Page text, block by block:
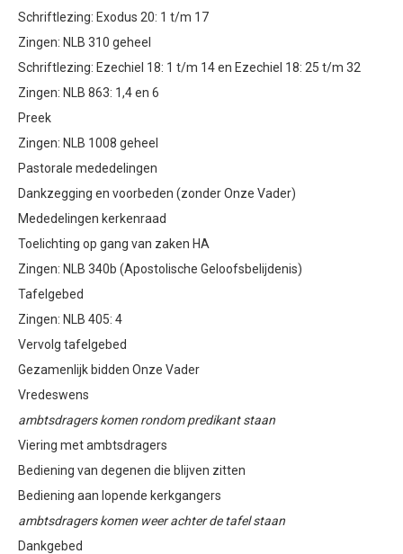
Schriftlezing: Exodus 20: 1 t/m 17
Zingen: NLB 310 geheel
Schriftlezing: Ezechiel 18: 1 t/m 14 en Ezechiel 18: 25 t/m 32
Zingen: NLB 863: 1,4 en 6
Preek
Zingen: NLB 1008 geheel
Pastorale mededelingen
Dankzegging en voorbeden (zonder Onze Vader)
Mededelingen kerkenraad
Toelichting op gang van zaken HA
Zingen: NLB 340b (Apostolische Geloofsbelijdenis)
Tafelgebed
Zingen: NLB 405: 4
Vervolg tafelgebed
Gezamenlijk bidden Onze Vader
Vredeswens
ambtsdragers komen rondom predikant staan
Viering met ambtsdragers
Bediening van degenen die blijven zitten
Bediening aan lopende kerkgangers
ambtsdragers komen weer achter de tafel staan
Dankgebed